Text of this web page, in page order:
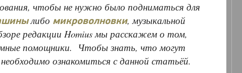
чтобы не нужно было подниматься для
либо микроволновки, музыкальной
редакции Homius мы расскажем о том,
помощники. Чтобы знать, что могут
ознакомиться с данной статьёй.